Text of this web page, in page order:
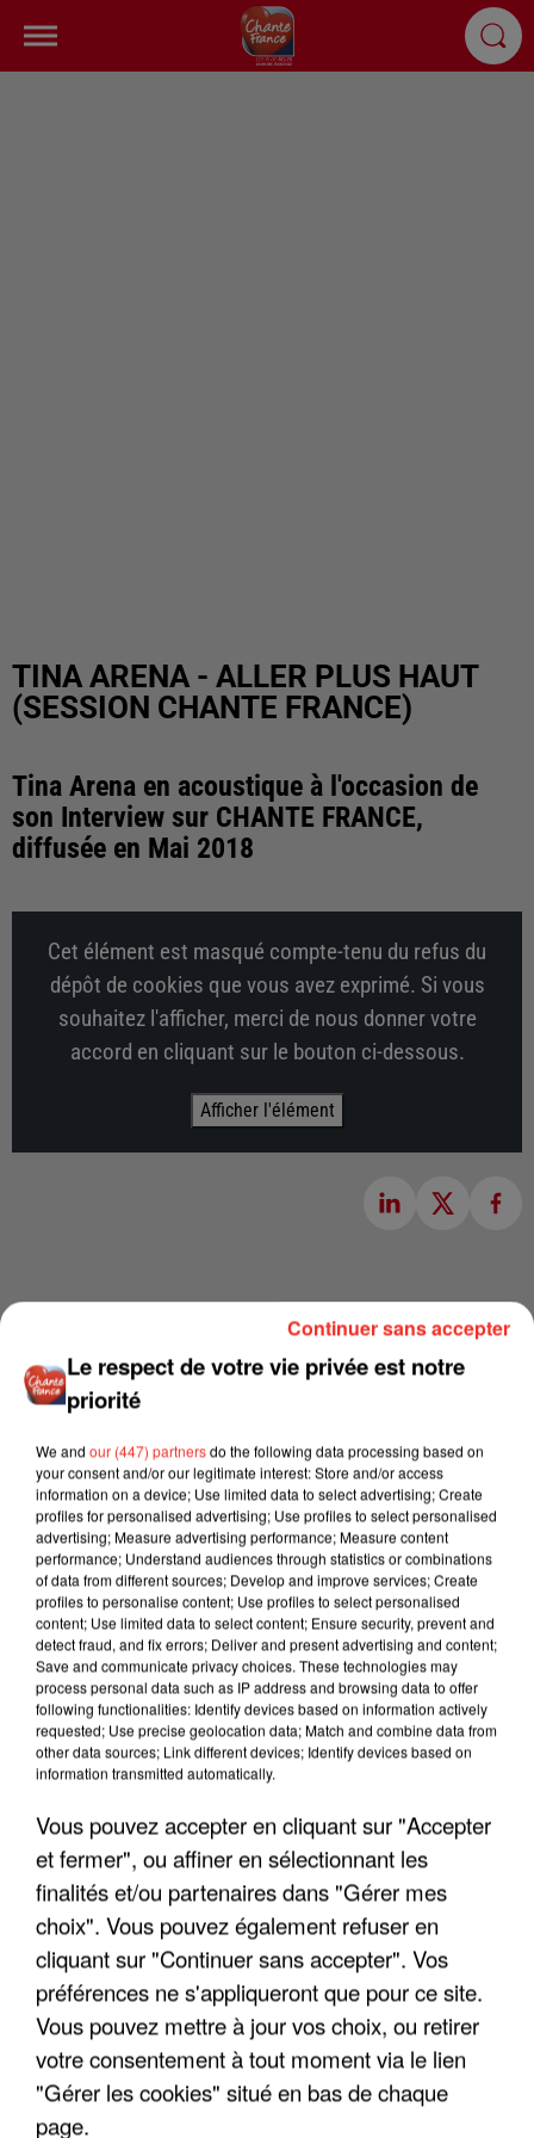
TINA ARENA - ALLER PLUS HAUT
(SESSION CHANTE FRANCE)
Tina Arena en acoustique à l'occasion de
son Interview sur CHANTE FRANCE,
diffusée en Mai 2018
Cet élément est masqué compte-tenu du refus du
dépôt de cookies que vous avez exprimé. Si vous
souhaitez l'afficher, merci de nous donner votre
accord en cliquant sur le bouton ci-dessous.
Afficher l'élément
Le respect de votre vie privée est notre
priorité
We and our (447) partnersdo the following data processing based on
your consent and/or our legitimate interest: Store and/or access
information on a device; Use limited data to select advertising; Create
profiles for personalised advertising; Use profiles to select personalised
advertising; Measure advertising performance; Measure content
performance; Understand audiences through statistics or combinations
of data from different sources; Develop and improve services; Create
profiles to personalise content; Use profiles to select personalised
content; Use limited data to select content; Ensure security, prevent and
detect fraud, and fix errors; Deliver and present advertising and content;
Save and communicate privacy choices. These technologies may
process personal data such as IP address and browsing data to offer
following functionalities: Identify devices based on information actively
requested; Use precise geolocation data; Match and combine data from
other data sources; Link different devices; Identify devices based on
information transmitted automatically.
Vous pouvez accepter en cliquant sur "Accepter
et fermer", ou affiner en sélectionnant les
finalités et/ou partenaires dans "Gérer mes
choix". Vous pouvez également refuser en
cliquant sur "Continuer sans accepter". Vos
préférences ne s'appliqueront que pour ce site.
Vous pouvez mettre à jour vos choix, ou retirer
votre consentement à tout moment via le lien
"Gérer les cookies" situé en bas de chaque
page.
Continuer sans accepter